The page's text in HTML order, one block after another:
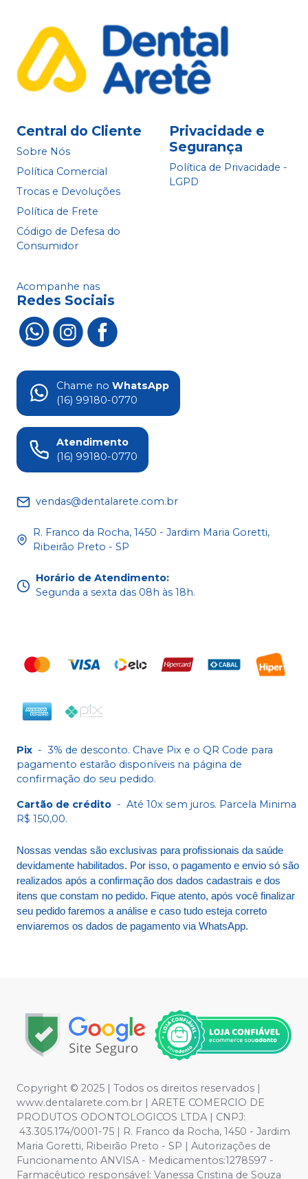
Central do Cliente
Sobre Nós
Política Comercial
Trocas e Devoluções
Política de Frete
Código de Defesa do
Consumidor
Privacidade e
Segurança
Política de Privacidade -
LGPD
Acompanhe nas
Redes Sociais
Chame no WhatsApp
(16) 99180-0770
Atendimento
(16) 99180-0770
vendas@dentalarete.com.br
R. Franco da Rocha, 1450 - Jardim Maria Goretti,
Ribeirão Preto - SP
Horário de Atendimento:
Segunda a sexta das 08h às 18h.
Pix - 3% de desconto. Chave Pix e o QR Code para
pagamento estarão disponíveis na página de
confirmação do seu pedido.
Cartão de crédito - Até 10x sem juros. Parcela Minima
R$ 150,00.
Nossas vendas são exclusivas para profissionais da saúde
devidamente habilitados. Por isso, o pagamento e envio só são
realizados após a confirmação dos dados cadastrais e dos
itens que constam no pedido. Fique atento, após você finalizar
seu pedido faremos a análise e caso tudo esteja correto
enviaremos os dados de pagamento via WhatsApp.
Copyright © 2025 | Todos os direitos reservados |
www.dentalarete.com.br | ARETE COMERCIO DE
PRODUTOS ODONTOLOGICOS LTDA | CNPJ:
43.305.174/0001-75 | R. Franco da Rocha, 1450 - Jardim
Maria Goretti, Ribeirão Preto - SP | Autorizações de
Funcionamento ANVISA - Medicamentos:1278597 -
Farmacêutico responsável: Vanessa Cristina de Souza